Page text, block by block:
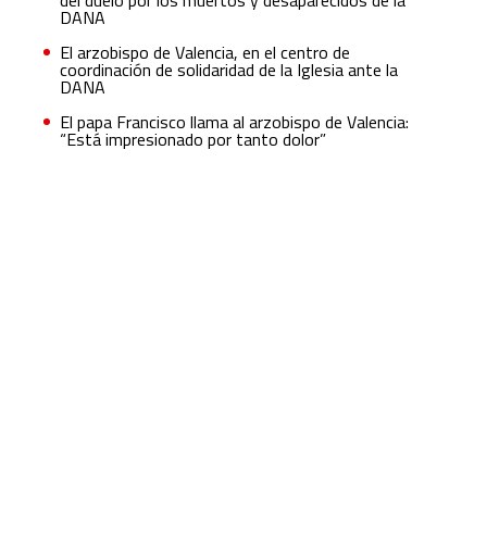
DANA
El arzobispo de Valencia, en el centro de
coordinación de solidaridad de la Iglesia ante la
DANA
El papa Francisco llama al arzobispo de Valencia:
“Está impresionado por tanto dolor”